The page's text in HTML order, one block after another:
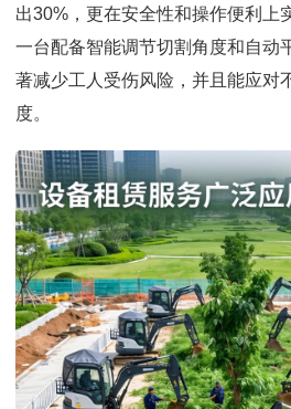
出30%，更在安全性和操作便利上
一台配备智能调节切割角度和自动
著减少工人受伤风险，并且能应对
度。